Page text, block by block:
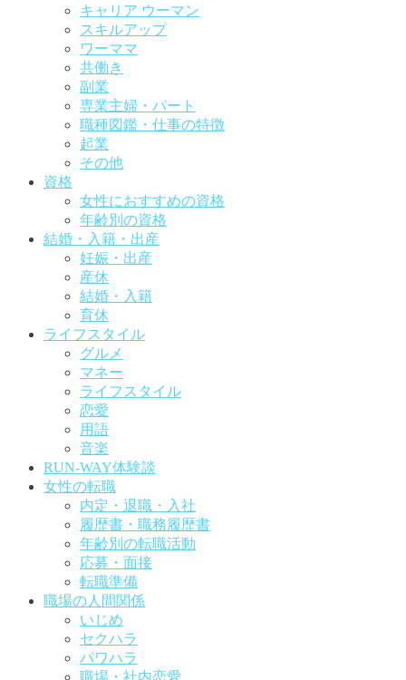
キャリア ウーマン
スキルアップ
ワーママ
共働き
副業
専業主婦・パート
職種図鑑・仕事の特徴
起業
その他
資格
女性におすすめの資格
年齢別の資格
結婚・入籍・出産
妊娠・出産
産休
結婚・入籍
育休
ライフスタイル
グルメ
マネー
ライフスタイル
恋愛
用語
音楽
RUN-WAY体験談
女性の転職
内定・退職・入社
履歴書・職務履歴書
年齢別の転職活動
応募・面接
転職準備
職場の人間関係
いじめ
セクハラ
パワハラ
職場・社内恋愛